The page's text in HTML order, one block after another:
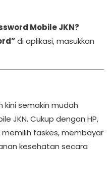
Mobile JKN?
di aplikasi, masukkan
kini semakin mudah
JKN. Cukup dengan HP,
faskes, membayar
kesehatan secara